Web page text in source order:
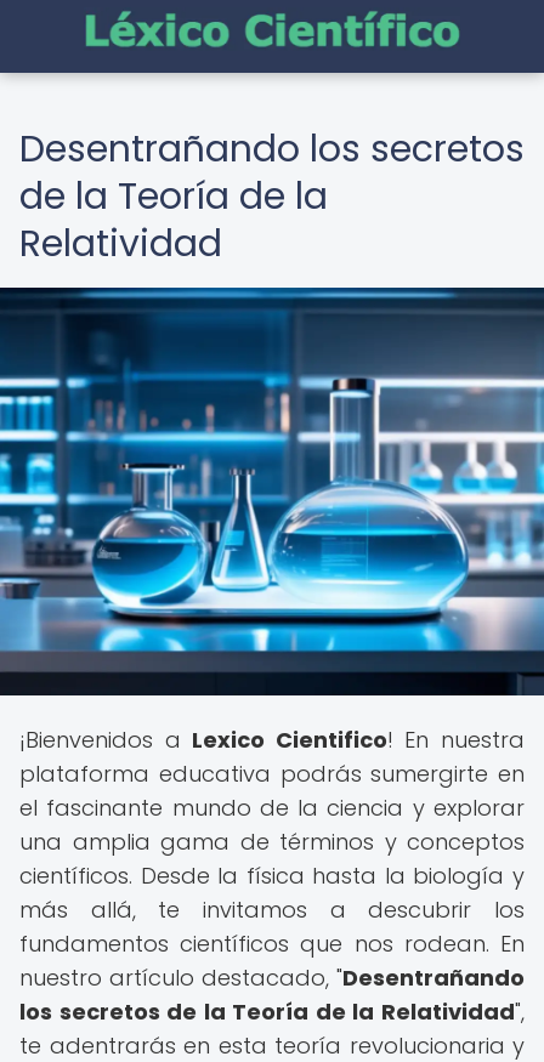
Desentrañando los secretos
de la Teoría de la
Relatividad
¡Bienvenidos a Lexico Cientifico! En nuestra
plataforma educativa podrás sumergirte en
el fascinante mundo de la ciencia y explorar
una amplia gama de términos y conceptos
científicos. Desde la física hasta la biología y
más allá, te invitamos a descubrir los
fundamentos científicos que nos rodean. En
nuestro artículo destacado, "Desentrañando
los secretos de la Teoría de la Relatividad",
te adentrarás en esta teoría revolucionaria y